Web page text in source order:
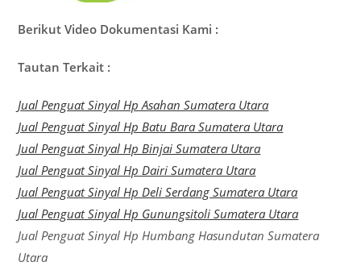
Berikut Video Dokumentasi Kami :
Tautan Terkait :
Jual Penguat Sinyal Hp Asahan Sumatera Utara
Jual Penguat Sinyal Hp Batu Bara Sumatera Utara
Jual Penguat Sinyal Hp Binjai Sumatera Utara
Jual Penguat Sinyal Hp Dairi Sumatera Utara
Jual Penguat Sinyal Hp Deli Serdang Sumatera Utara
Jual Penguat Sinyal Hp Gunungsitoli Sumatera Utara
Jual Penguat Sinyal Hp Humbang Hasundutan Sumatera
Utara